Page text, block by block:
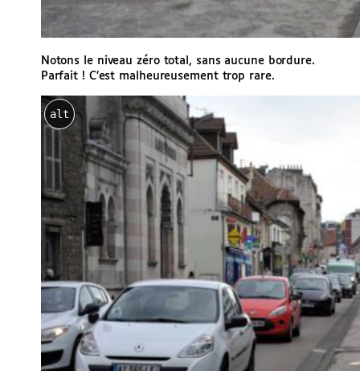
Notons le niveau zéro total, sans aucune bordure.
Parfait ! C’est malheureusement trop rare.
alt